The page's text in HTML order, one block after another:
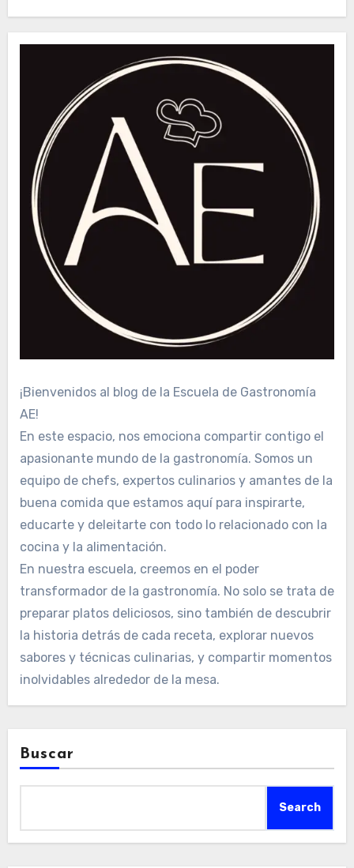
¡Bienvenidos al blog de la Escuela de Gastronomía
AE!
En este espacio, nos emociona compartir contigo el
apasionante mundo de la gastronomía. Somos un
equipo de chefs, expertos culinarios y amantes de la
buena comida que estamos aquí para inspirarte,
educarte y deleitarte con todo lo relacionado con la
cocina y la alimentación.
En nuestra escuela, creemos en el poder
transformador de la gastronomía. No solo se trata de
preparar platos deliciosos, sino también de descubrir
la historia detrás de cada receta, explorar nuevos
sabores y técnicas culinarias, y compartir momentos
inolvidables alrededor de la mesa.
Buscar
Search